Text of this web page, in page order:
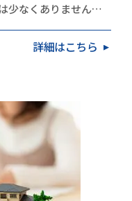
少なくありません。
譲渡費用を差し引…
詳細はこちら